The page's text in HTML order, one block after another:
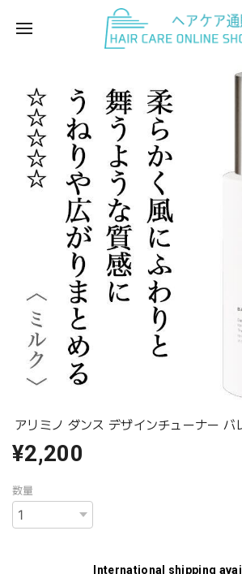
アリミノ ダンス デザインチューナー バ
¥2,200
数量
International shipping